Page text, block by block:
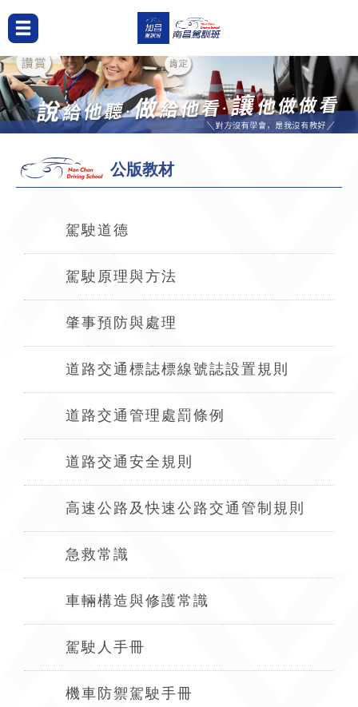
公版教材
駕駛道德
駕駛原理與方法
肇事預防與處理
道路交通標誌標線號誌設置規則
道路交通管理處罰條例
道路交通安全規則
高速公路及快速公路交通管制規則
急救常識
車輛構造與修護常識
駕駛人手冊
機車防禦駕駛手冊